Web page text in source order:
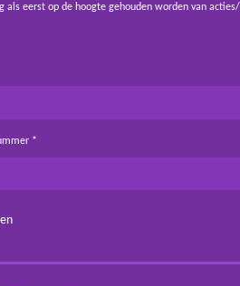
als eerst op de hoogte gehouden worden van
*